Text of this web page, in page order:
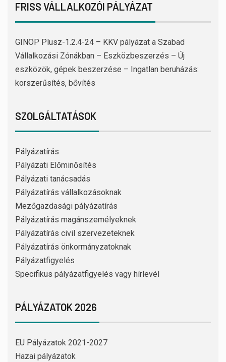
FRISS VÁLLALKOZÓI PÁLYÁZAT
GINOP Plusz-1.2.4-24 – KKV pályázat a Szabad
Vállalkozási Zónákban – Eszközbeszerzés – Új
eszközök, gépek beszerzése – Ingatlan beruházás:
korszerűsítés, bővítés
SZOLGÁLTATÁSOK
Pályázatírás
Pályázati Előminősítés
Pályázati tanácsadás
Pályázatírás vállalkozásoknak
Mezőgazdasági pályázatírás
Pályázatírás magánszemélyeknek
Pályázatírás civil szervezeteknek
Pályázatírás önkormányzatoknak
Pályázatfigyelés
Specifikus pályázatfigyelés vagy hírlevél
PÁLYÁZATOK 2026
EU Pályázatok 2021-2027
Hazai pályázatok